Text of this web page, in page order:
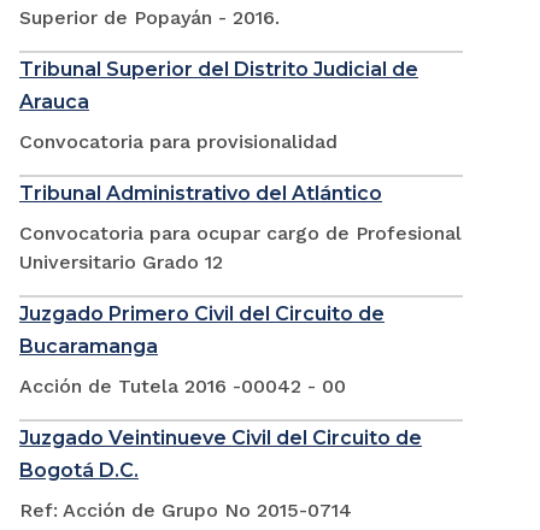
Superior de Popayán - 2016.
Tribunal Superior del Distrito Judicial de
Arauca
Convocatoria para provisionalidad
Tribunal Administrativo del Atlántico
Convocatoria para ocupar cargo de Profesional
Universitario Grado 12
Juzgado Primero Civil del Circuito de
Bucaramanga
Acción de Tutela 2016 -00042 - 00
Juzgado Veintinueve Civil del Circuito de
Bogotá D.C.
Ref: Acción de Grupo No 2015-0714